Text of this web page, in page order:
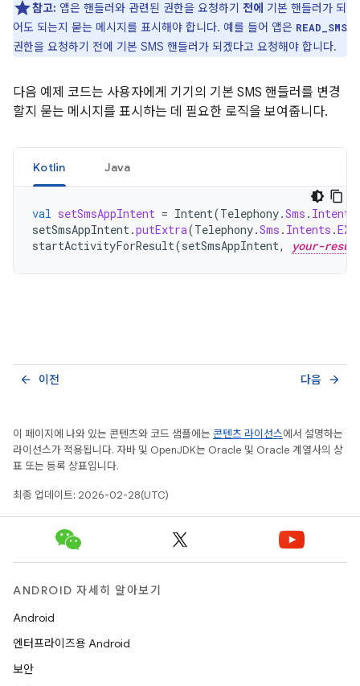
참고: 앱은 핸들러와 관련된 권한을 요청하기 전에 기본 핸들러가 되
어도 되는지 묻는 메시지를 표시해야 합니다. 예를 들어 앱은 READ_SMS
권한을 요청하기 전에 기본 SMS 핸들러가 되겠다고 요청해야 합니다.
다음 예제 코드는 사용자에게 기기의 기본 SMS 핸들러를 변경
할지 묻는 메시지를 표시하는 데 필요한 로직을 보여줍니다.
Kotlin Java
val setSmsAppIntent = Intent(Telephony.Sms . Intents
setSmsAppIntent.putExtra(Telephony.Sms . Intents .
startActivityForResult(setSmsAppIntent, your-
이전
arrow_back 다음 arrow_forward
이 페이지에 나와 있는 콘텐츠와 코드 샘플에는 콘텐츠 라이선스에서 설명하는
라이선스가 적용됩니다. 자바 및 OpenJDK는 Oracle 및 Oracle 계열사의 상
표 또는 등록 상표입니다.
최종 업데이트: 2026-02-28(UTC)
ANDROID 자세히 알아보기
Android
엔터프라이즈용 Android
보안